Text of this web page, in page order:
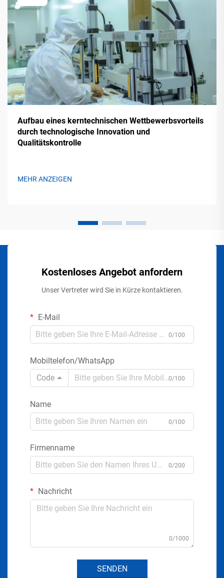
Aufbau eines kerntechnischen Wettbewerbsvorteils
durch technologische Innovation und
Qualitätskontrolle
MEHR ANZEIGEN
Kostenloses Angebot anfordern
Unser Vertreter wird Sie in Kürze kontaktieren.
E-Mail
0/100
Mobiltelefon/WhatsApp
Code
0/100
Name
0/100
Firmenname
0/200
Nachricht
0/1000
SENDEN